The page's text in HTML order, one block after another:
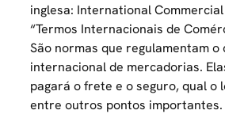
inglesa: International Commercial
“Termos Internacionais de
São normas que regulamentam o
internacional de mercadorias.
pagará o frete e o seguro, qual o
entre outros pontos importantes.